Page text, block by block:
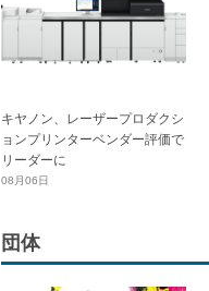
キヤノン、レーザープロダクシ
ョンプリンターベンダー評価で
リーダーに
08月06日
団体